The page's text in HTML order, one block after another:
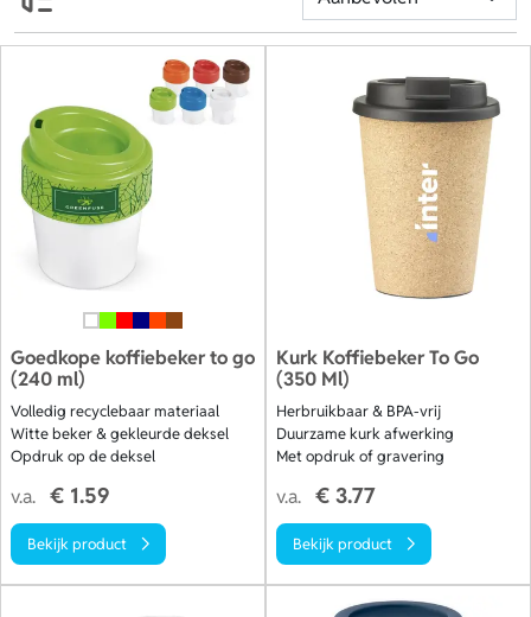
ontwerp en geef ze weg als relatiegeschenk aan klanten,
personeel of andere relaties. Bestel snel of vraag eerst een
offerte aan, ontvang gratis een digitale proefdruk en laat je
reclame mee de straat op gaan bij elke kop koffie!
Goedkope koffiebeker to go
(240 ml)
Volledig recyclebaar materiaal
Witte beker & gekleurde deksel
Opdruk op de deksel
v.a. € 1.59
Bekijk product
Kurk Koffiebeker To Go
(350 Ml)
Herbruikbaar & BPA-vrij
Duurzame kurk afwerking
Met opdruk of gravering
v.a. € 3.77
Bekijk product